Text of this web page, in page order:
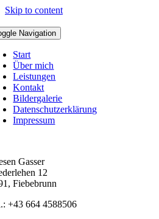
Skip to content
Navigation
Start
Über mich
Leistungen
Kontakt
Bildergalerie
Datenschutzerklärung
Impressum
Gasser
12
Fiebebrunn
+43 664 4588506